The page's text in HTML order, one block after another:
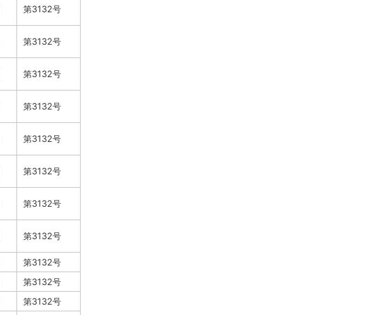
第3132号
第3132号
第3132号
第3132号
第3132号
第3132号
第3132号
第3132号
第3132号
第3132号
第3132号